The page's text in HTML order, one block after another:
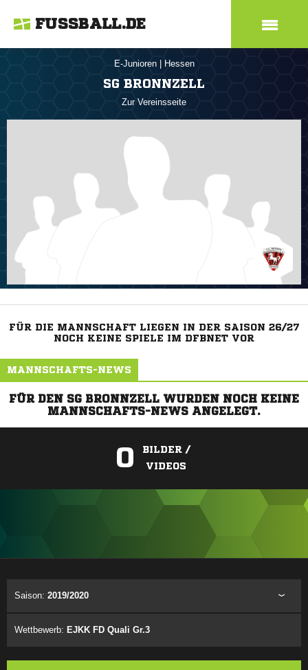
FUSSBALL.DE
E-Junioren Hessen
SG BRONNZELL
Zur Vereinsseite
FÜR DIE MANNSCHAFT LIEGEN IN DER SAISON 26/27
NOCH KEINE SPIELE IM DFBNET VOR
MANNSCHAFTS-NEWS
FÜR DEN SG BRONNZELL WURDEN NOCH KEINE
MANNSCHAFTS-NEWS ANGELEGT.
0
BILDER /
VIDEOS
Saison: 2019/2020
Wettbewerb: EJKK FD Quali Gr.3